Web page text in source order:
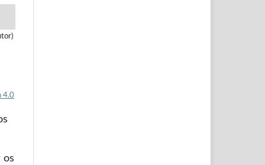
4.0
os